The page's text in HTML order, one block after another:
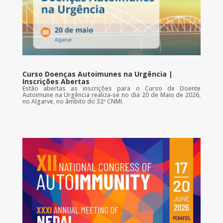
Curso Doenças Autoimunes na Urgência |
Inscrições Abertas
Estão abertas as inscrições para o Curso de Doente
Autoimune na Urgência realiza-se no dia 20 de Maio de 2026,
no Algarve, no âmbito do 32º CNMI.